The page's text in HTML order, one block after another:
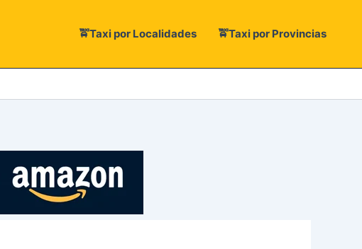
🚖Taxi por Localidades 🚖Taxi por Provincias